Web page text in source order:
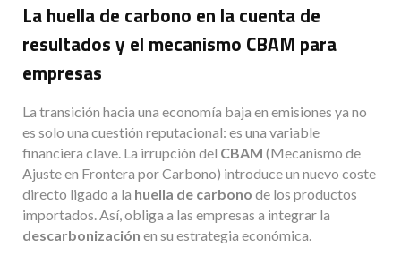
La huella de carbono en la cuenta de
resultados y el mecanismo CBAM para
empresas
La transición hacia una economía baja en emisiones ya no
es solo una cuestión reputacional: es una variable
financiera clave. La irrupción del CBAM (Mecanismo de
Ajuste en Frontera por Carbono) introduce un nuevo coste
directo ligado a la huella de carbono de los productos
importados. Así, obliga a las empresas a integrar la
descarbonización en su estrategia económica.